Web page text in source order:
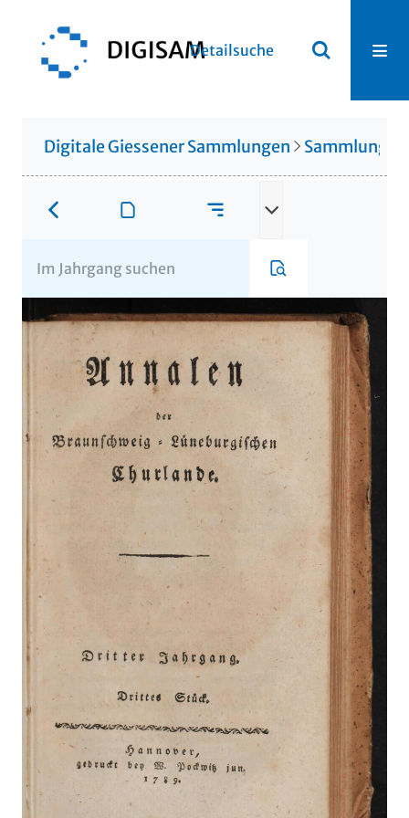
Detailsuche
Digitale Giessener Sammlungen Sammlung